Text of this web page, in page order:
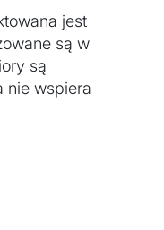
jest
są w
są
nie wspiera